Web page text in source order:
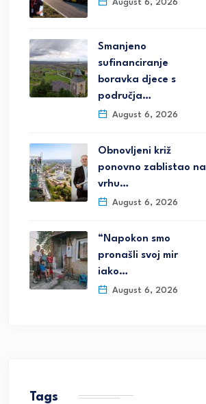
August 6, 2026
Smanjeno
sufinanciranje
boravka djece s
područja…
August 6, 2026
Obnovljeni križ
ponovno zablistao na
vrhu…
August 6, 2026
“Napokon smo
pronašli svoj mir
iako…
August 6, 2026
Tags